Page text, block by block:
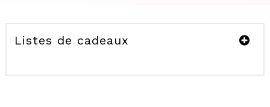
Listes de cadeaux